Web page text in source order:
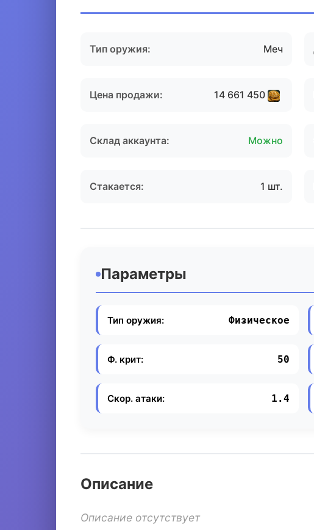
Тип оружия: Меч
Цена продажи: 14 661 450
Склад аккаунта: Можно
Стакается: 1 шт.
Параметры
Тип оружия: Физическое
Ф. крит: 50
Скор. атаки: 1.4
Описание
Описание отсутствует